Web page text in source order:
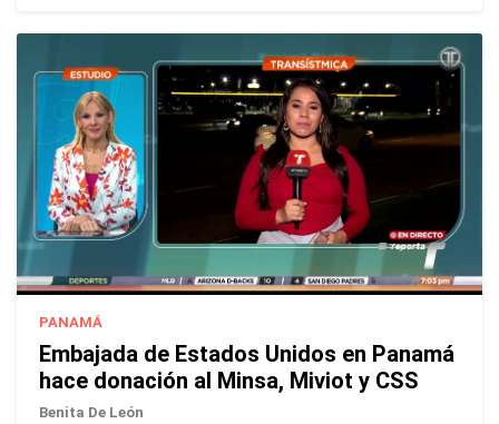
PANAMÁ
Embajada de Estados Unidos en Panamá
hace donación al Minsa, Miviot y CSS
Benita De León